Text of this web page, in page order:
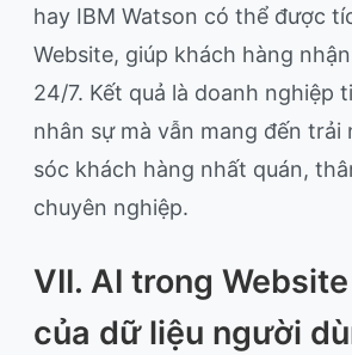
hay IBM Watson có thể được
Website, giúp khách hàng
24/7. Kết quả là doanh nghiệp
nhân sự mà vẫn mang đến trải
sóc khách hàng nhất quán,
chuyên nghiệp.
VII. AI trong
của dữ liệu người